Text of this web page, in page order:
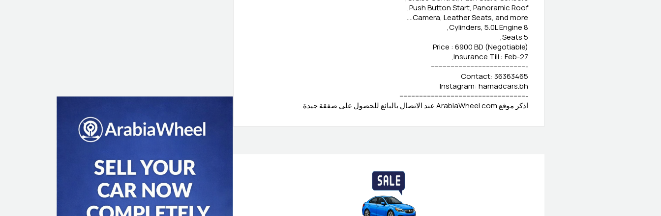
Push Button Start, Panoramic Roof,
Camera, Leather Seats, and more....
8 Cylinders, 5.0L Engine,
5 Seats,
Price : 6900 BD (Negotiable)
Insurance Till : Feb-27,
-------------------------------------------------
Contact: 36363465
Instagram: hamadcars.bh
-----------------------------------------------------------------
اذكر موقع ArabiaWheel.com عند الاتصال بالبائع للحصول على صفقة جيدة